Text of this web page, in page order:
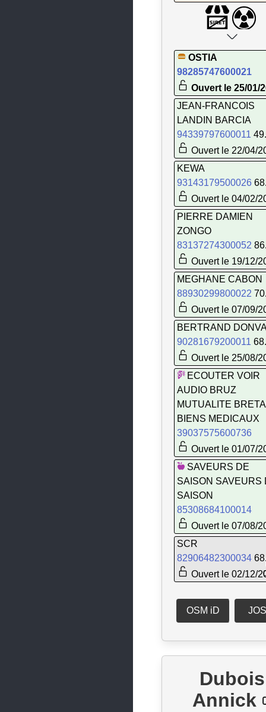
OSTIA
98285747600021
Ouvert le 25/01/
JEAN-FRANCOIS
LANDIN BARCIA
94339797600011
Ouvert le 22/04/
KEWA
93143179500026
Ouvert le 04/02/
PIERRE DAMIEN
ZONGO
83137274300052
Ouvert le 19/12/
MEGHANE CABON
88930299800022
Ouvert le 07/09/
BERTRAND
90281679200011
Ouvert le 25/08/
ECOUTER VOIR
AUDIO BRUZ
MUTUALITE
BIENS MEDICAUX
39037575600736
Ouvert le 01/07/
SAVEURS DE
SAISON SAVEURS
SAISON
85308684100014
Ouvert le 07/08/
SCR
82906482300034
Ouvert le 02/12/
OSM iD
Dubois
Annick